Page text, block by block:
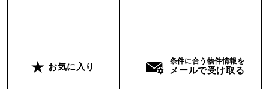
お気に入り
条件に合う物件情報を
メールで受け取る